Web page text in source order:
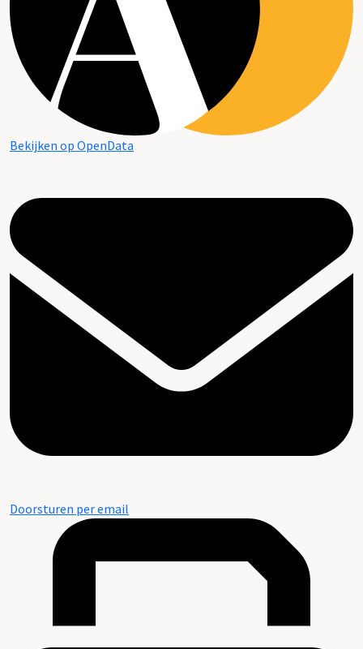
Bekijken op OpenData
Doorsturen per email